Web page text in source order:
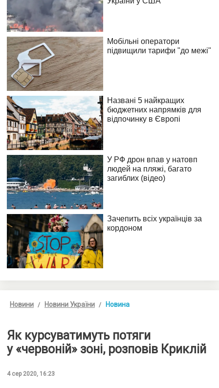
Новини Новини України Новина
Як курсуватимуть потяги
у «червоній» зоні, розповів Криклій
4 сер 2020, 16:23